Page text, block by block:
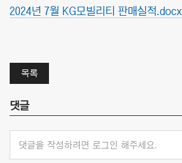
2024년 7월 KG모빌리티 판매실적.docx
목록
댓글
댓글을 작성하려면 로그인 해주세요.